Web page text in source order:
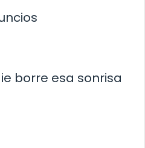
borre esa sonrisa